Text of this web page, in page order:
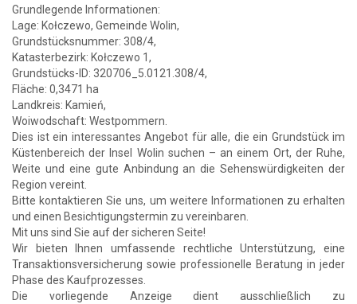
Grundlegende Informationen:
Lage: Kołczewo, Gemeinde Wolin,
Grundstücksnummer: 308/4,
Katasterbezirk: Kołczewo 1,
Grundstücks-ID: 320706_5.0121.308/4,
Fläche: 0,3471 ha
Landkreis: Kamień,
Woiwodschaft: Westpommern.
Dies ist ein interessantes Angebot für alle, die ein Grundstück im
Küstenbereich der Insel Wolin suchen – an einem Ort, der Ruhe,
Weite und eine gute Anbindung an die Sehenswürdigkeiten der
Region vereint.
Bitte kontaktieren Sie uns, um weitere Informationen zu erhalten
und einen Besichtigungstermin zu vereinbaren.
Mit uns sind Sie auf der sicheren Seite!
Wir bieten Ihnen umfassende rechtliche Unterstützung, eine
Transaktionsversicherung sowie professionelle Beratung in jeder
Phase des Kaufprozesses.
Die vorliegende Anzeige dient ausschließlich zu